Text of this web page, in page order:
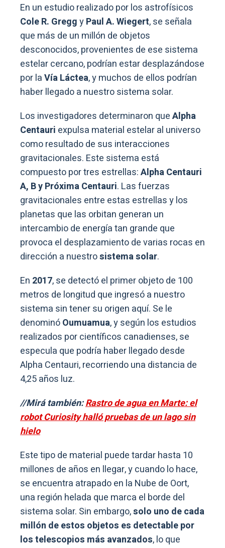
En un estudio realizado por los astrofísicos
Cole R. GreggyPaul A. Wiegert, se señala
que más de un millón de objetos
desconocidos, provenientes de ese sistema
estelar cercano, podrían estar desplazándose
por laVía Láctea, y muchos de ellos podrían
haber llegado a nuestro sistema solar.
Los investigadores determinaron queAlpha
Centauri expulsa material estelar al universo
como resultado de sus interacciones
gravitacionales. Este sistema está
compuesto por tres estrellas:Alpha Centauri
A, B y Próxima Centauri. Las fuerzas
gravitacionales entre estas estrellas y los
planetas que las orbitan generan un
intercambio de energía tan grande que
provoca el desplazamiento de varias rocas en
dirección a nuestrosistema solar.
En 2017, se detectó el primer objeto de 100
metros de longitud que ingresó a nuestro
sistema sin tener su origen aquí. Se le
denominóOumuamua, y según los estudios
realizados por científicos canadienses, se
especula que podría haber llegado desde
Alpha Centauri, recorriendo una distancia de
4,25 años luz.
//Mirá también:Rastro de agua en Marte: el
robot Curiosity halló pruebas de un lago sin
hielo
Este tipo de material puede tardar hasta 10
millones de años en llegar, y cuando lo hace,
se encuentra atrapado en la Nube de Oort,
una región helada que marca el borde del
sistema solar. Sin embargo,solo uno de cada
millón de estos objetos es detectable por
los telescopios más avanzados, lo que